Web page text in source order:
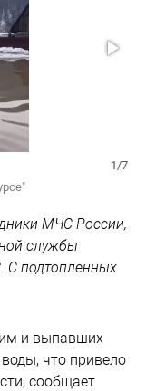
1/7
МЧС России,
службы
С подтопленных
и выпавших
что привело
сообщает